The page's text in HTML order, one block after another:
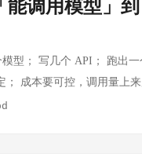
；一个设计清晰的框架，
流程描述为图，框架处理
来；你需要一个能用工具
流式数据如何在节点间传
调用模型」
型； 写几个 API； 跑出一
成本要可控，调用量上
问题要知道是谁、哪个